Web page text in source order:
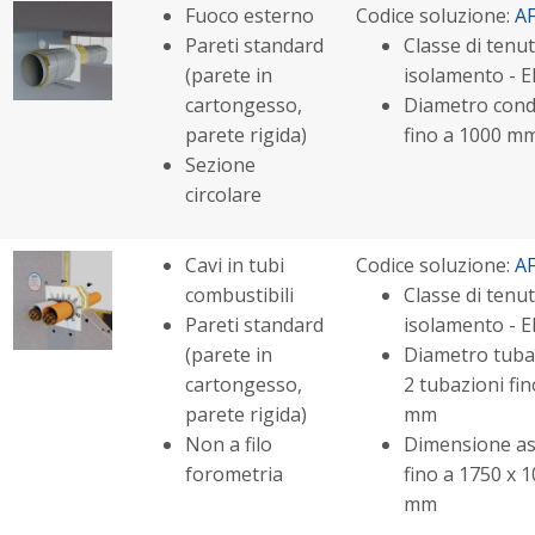
Fuoco esterno
Pareti standard
(parete in
cartongesso,
parete rigida)
Sezione
circolare
Codice soluzione:
Classe di
isolamento -
Diametro
fino a 1000
Cavi in tubi
combustibili
Pareti standard
(parete in
cartongesso,
parete rigida)
Non a filo
forometria
Codice soluzione:
Classe di
isolamento -
Diametro
2 tubazioni
mm
Dimensione
fino a 1750 x
mm